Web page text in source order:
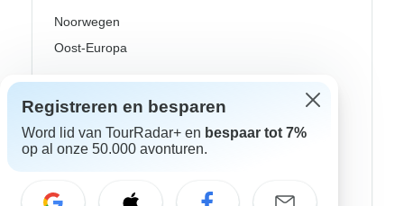
Noorwegen
Oost-Europa
Portugal
Rijn riviercruises
Scandinavië
Registreren en besparen
Word lid van TourRadar+ en bespaar tot 7%
op al onze 50.000 avonturen.